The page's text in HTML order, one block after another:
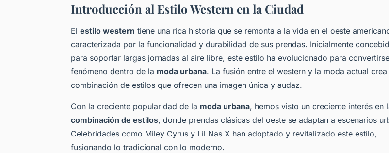
Introducción al Estilo Western en la Ciudad
El estilo western tiene una rica historia que se remonta a la vida en el oeste
caracterizada por la funcionalidad y durabilidad de sus prendas. Inicialmente
para soportar largas jornadas al aire libre, este estilo ha evolucionado para
fenómeno dentro de la moda urbana. La fusión entre el western y la moda actual crea
combinación de estilos que ofrecen una imagen única y audaz.
Con la creciente popularidad de la moda urbana, hemos visto un creciente interés en
combinación de estilos, donde prendas clásicas del oeste se adaptan a escenarios
Celebridades como Miley Cyrus y Lil Nas X han adoptado y revitalizado este estilo,
fusionando lo tradicional con lo moderno.